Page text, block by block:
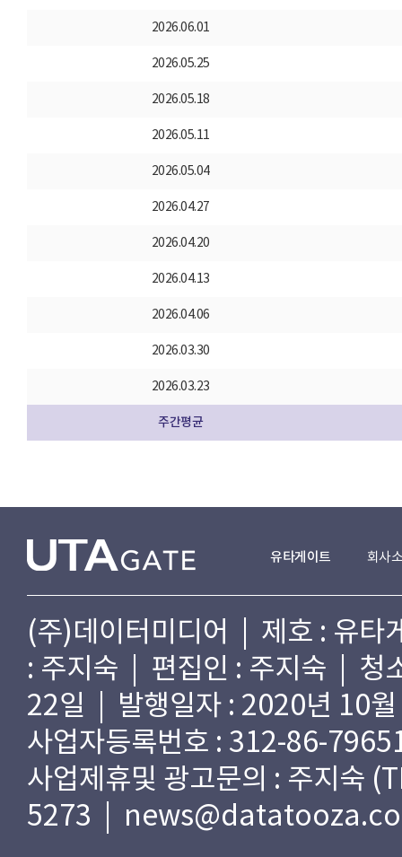
2026.06.01
2026.05.25
2026.05.18
2026.05.11
2026.05.04
2026.04.27
2026.04.20
2026.04.13
2026.04.06
2026.03.30
2026.03.23
주간평균
유타게이트 회사
(주)데이터미디어 | 제호 : 유
: 주지숙 | 편집인 : 주지숙 | 청
22일 | 발행일자 : 2020년 10
사업자등록번호 : 312-86-
사업제휴및 광고문의 : 주지숙
5273 |